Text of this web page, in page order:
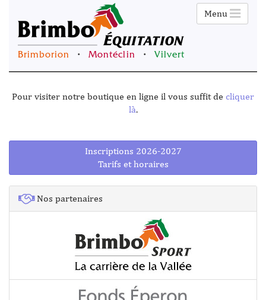
Menu
Brimborion • Montéclin • Vilvert
Pour visiter notre boutique en ligne il vous suffit de cliquer
là.
Inscriptions 2026-2027
Tarifs et horaires
Nos partenaires